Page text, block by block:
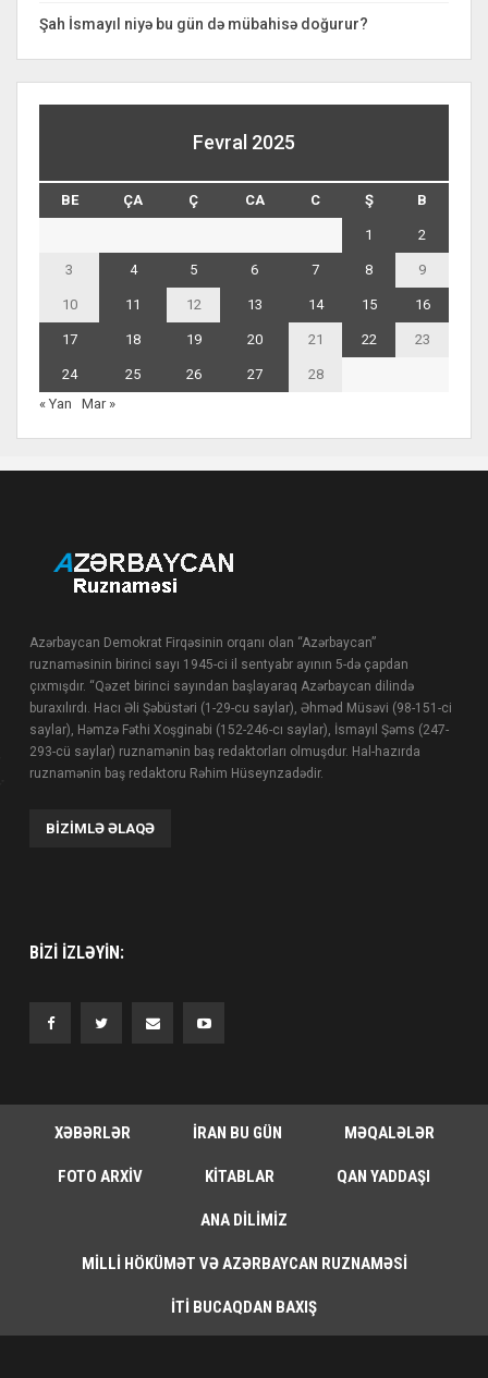
Şah İsmayıl niyə bu gün də mübahisə doğurur?
Fevral 2025
BE ÇA Ç CA C Ş B
1 2
3 4 5 6 7 8 9
10 11 12 13 14 15 16
17 18 19 20 21 22 23
24 25 26 27
28
« Yan
Mar »
Azərbaycan Demokrat Firqəsinin orqanı olan “Azərbaycan”
ruznaməsinin birinci sayı 1945-ci il sentyabr ayının 5-də çapdan
çıxmışdır. “Qəzet birinci sayından başlayaraq Azərbaycan dilində
buraxılırdı. Hacı Əli Şəbüstəri (1-29-cu saylar), Əhməd Müsəvi (98-151-ci
saylar), Həmzə Fəthi Xoşginabi (152-246-cı saylar), İsmayıl Şəms (247-
293-cü saylar) ruznamənin baş redaktorları olmuşdur. Hal-hazırda
ruznamənin baş redaktoru Rəhim Hüseynzadədir.
BIZIMLƏ ƏLAQƏ
BIZI IZLƏYIN:
XƏBƏRLƏR İRAN BU GÜN MƏQALƏLƏR
FOTO ARXIV KITABLAR QAN YADDAŞI
ANA DILIMIZ
MILLI HÖKÜMƏT VƏ AZƏRBAYCAN RUZNAMƏSI
İTI BUCAQDAN BAXIŞ